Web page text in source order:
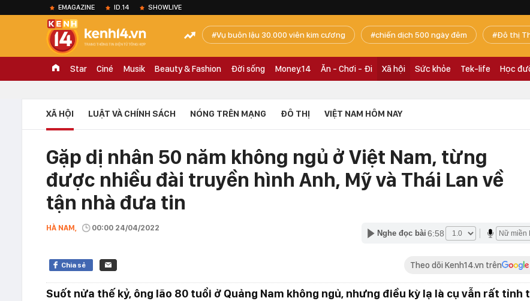
EMAGAZINE ID.14 SHOWLIVE
Vụ buôn lậu 30.000 viên kim cương chiến dịch 500 ngày đêm Đô thị
Star Ciné Musik Beauty & Fashion Đời sống Money.14 Ăn - Chơi - Đi Xã hội Sức khỏe Tek-life Học
XÃ HỘI LUẬT VÀ CHÍNH SÁCH NÓNG TRÊN MẠNG ĐÔ THỊ VIỆT NAM HÔM NAY
Gặp dị nhân 50 năm không ngủ ở Việt Nam, từng
được nhiều đài truyền hình Anh, Mỹ và Thái Lan về
tận nhà đưa tin
HÀ NAM, 00:00 24/04/2022
Nghe đọc bài 6:58
Chia sẻ Theo dõi Kenh14.vn trên
Suốt nửa thế kỷ, ông lão 80 tuổi ở Quảng Nam không ngủ, nhưng điều kỳ lạ là cụ vẫn rất tỉnh